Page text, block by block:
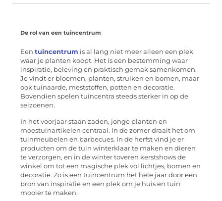
De rol van een tuincentrum
Een tuincentrum is al lang niet meer alleen een plek
waar je planten koopt. Het is een bestemming waar
inspiratie, beleving en praktisch gemak samenkomen.
Je vindt er bloemen, planten, struiken en bomen, maar
ook tuinaarde, meststoffen, potten en decoratie.
Bovendien spelen tuincentra steeds sterker in op de
seizoenen.
In het voorjaar staan zaden, jonge planten en
moestuinartikelen centraal. In de zomer draait het om
tuinmeubelen en barbecues. In de herfst vind je er
producten om de tuin winterklaar te maken en dieren
te verzorgen, en in de winter toveren kerstshows de
winkel om tot een magische plek vol lichtjes, bomen en
decoratie. Zo is een tuincentrum het hele jaar door een
bron van inspiratie en een plek om je huis en tuin
mooier te maken.